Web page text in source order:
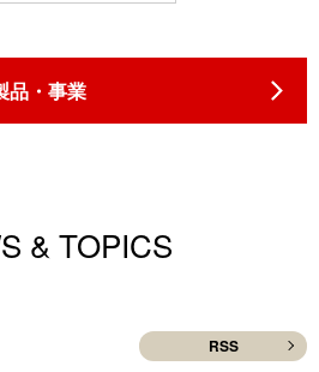
品・事業
& TOPICS
RSS